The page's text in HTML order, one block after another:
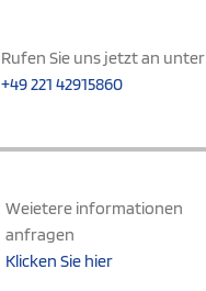
Rufen Sie uns jetzt an unter
+49 221 42915860
Weietere informationen
anfragen
Klicken Sie hier